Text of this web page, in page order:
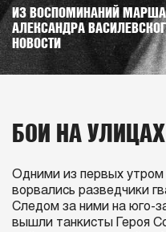
ИЗ ВОСПОМИНАНИЙ
АЛЕКСАНДРА
НОВОСТИ
БОИ НА
Одними из первых
ворвались разведчики
Следом за ними на юго-
вышли танкисты Героя